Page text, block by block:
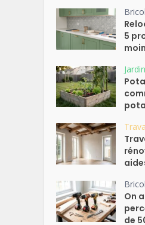
5
Jardin
On
de